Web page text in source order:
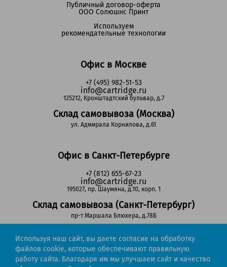
Офис в Москве
+7 (495) 982-51-53
info@cartridge.ru
125212, Кронштадтский бульвар, д.7
Склад самовывоза (Москва)
ул. Адмирала Корнилова, д.61
Офис в Санкт-Петербурге
+7 (812) 655-67-23
info@cartridge.ru
195027, пр. Шаумяна, д.10, корп. 1
Склад самовывоза (Санкт-Петербург)
пр-т Маршала Блюхера, д.78Б
Регионы РФ
8-800-302-51-53
Публичный договор-оферта
ООО Солюшнс Принт
Используем
рекомендательные технологии
Используя наш сайт, вы даете согласие на обработку
файлов cookie, которые обеспечивают правильную
работу сайта. Благодаря им мы улучшаем сайт и качество